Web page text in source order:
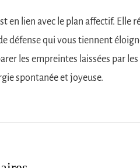
en lien avec le plan affectif.
défense qui vous tiennent
les empreintes laissées par
spontanée et joyeuse.